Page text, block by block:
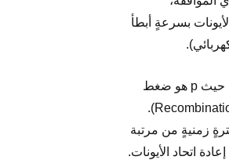
بسرعةٍ أبطأ
وقد لوحظ أنه عند قيم كبيرة للجهد، فإن السرعة تصبح مرتبطةً بالنسبة E / p، وليس بشدة الحقل فقط، حيث p هو ضغط
الغاز. عند عدم تطبيق حقلٍ كهربائي ستتحرك حوامل الشحنة بشكلٍ عشوائي، وقد يحصل إعادة اتحاد (Recombination).
زمنيةٍ من مرتبة